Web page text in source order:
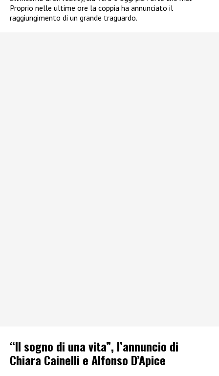
Proprio nelle ultime ore la coppia ha annunciato il
raggiungimento di un grande traguardo.
“Il sogno di una vita”, l’annuncio di
Chiara Cainelli e Alfonso D’Apice